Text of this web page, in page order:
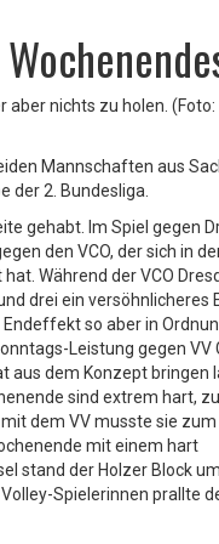
aber nichts zu holen. (Foto:
Mannschaften aus
der 2. Bundesliga.
gehabt. Im Spiel gegen
den VCO, der sich in
Während der VCO
drei ein versöhnlicheres
so aber in
Leistung gegen VV
aus dem Konzept bringen
sind extrem hart,
dem VV musste sie
mit einem hart
stand der Holzer Block
Spielerinnen prallte